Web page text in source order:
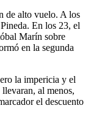
de alto vuelo. A los
En los 23, el
Marín sobre
en la segunda
la impericia y el
al menos,
el descuento